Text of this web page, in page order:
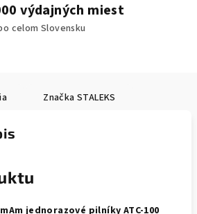
výdajných miest
celom Slovensku
Značka STALEKS
jednorazové pilníky ATC-100